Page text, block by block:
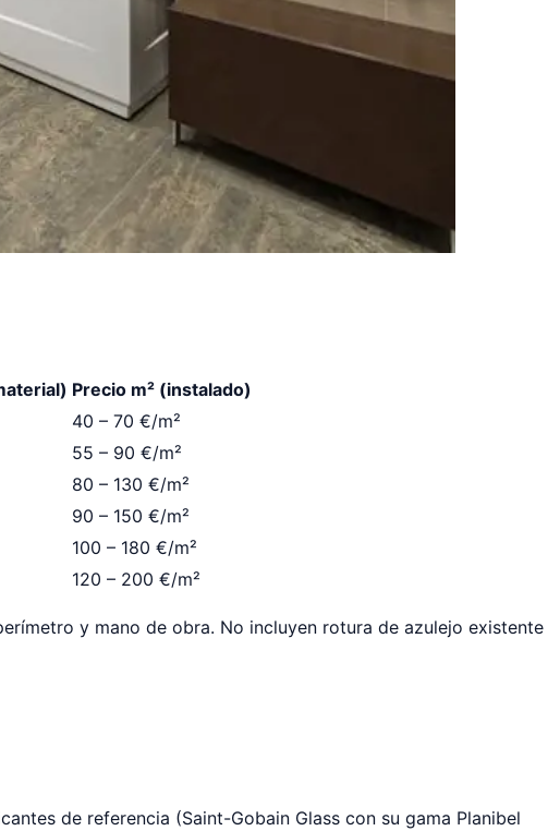
Precio m² (instalado)
40 – 70 €/m²
55 – 90 €/m²
80 – 130 €/m²
90 – 150 €/m²
100 – 180 €/m²
120 – 200 €/m²
y mano de obra. No incluyen rotura de azulejo existente
de referencia (Saint-Gobain Glass con su gama Planibel